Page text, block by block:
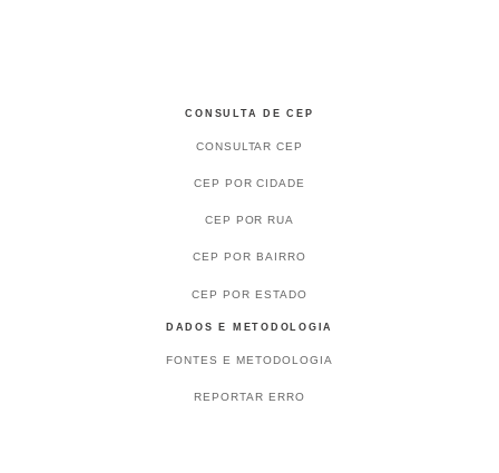
CONSULTA DE CEP
CONSULTAR CEP
CEP POR CIDADE
CEP POR RUA
CEP POR BAIRRO
CEP POR ESTADO
DADOS E METODOLOGIA
FONTES E METODOLOGIA
REPORTAR ERRO